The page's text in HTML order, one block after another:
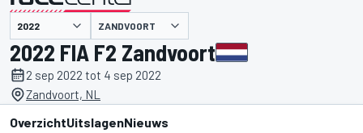
gepresenteerd door ZANDVOORT
2022 FIA F2 Zandvoort
2 sep 2022 tot 4 sep 2022
Zandvoort, NL
OverzichtUitslagenNieuws